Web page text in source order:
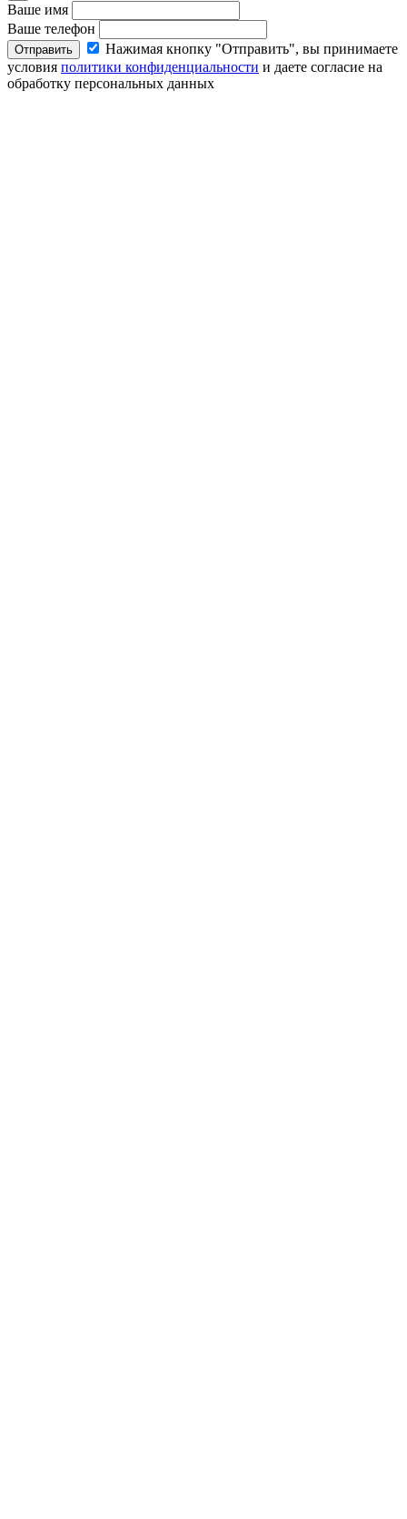
Ваше имя
Ваше телефон
Отправить
Нажимая кнопку "Отправить", вы принимаете
условия политики конфиденциальности и даете согласие на
обработку персональных данных